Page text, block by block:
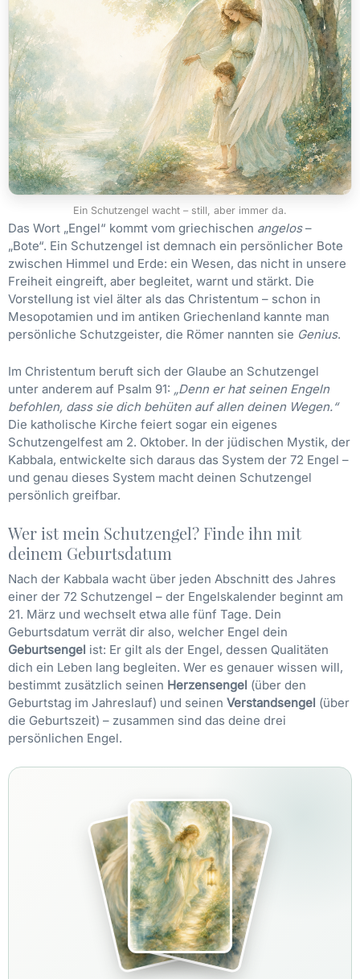
Ein Schutzengel wacht – still, aber immer da.
Das Wort „Engel“ kommt vom griechischen angelos–
„Bote“. Ein Schutzengel ist demnach ein persönlicher Bote
zwischen Himmel und Erde: ein Wesen, das nicht in unsere
Freiheit eingreift, aber begleitet, warnt und stärkt. Die
Vorstellung ist viel älter als das Christentum – schon in
Mesopotamien und im antiken Griechenland kannte man
persönliche Schutzgeister, die Römer nannten sie Genius.
Im Christentum beruft sich der Glaube an Schutzengel
unter anderem auf Psalm 91: „Denn er hat seinen Engeln
befohlen, dass sie dich behüten auf allen deinen Wegen.“
Die katholische Kirche feiert sogar ein eigenes
Schutzengelfest am 2. Oktober. In der jüdischen Mystik, der
Kabbala, entwickelte sich daraus das System der 72 Engel –
und genau dieses System macht deinen Schutzengel
persönlich greifbar.
Wer ist mein Schutzengel? Finde ihn mit
deinem Geburtsdatum
Nach der Kabbala wacht über jeden Abschnitt des Jahres
einer der 72 Schutzengel – der Engelskalender beginnt am
21. März und wechselt etwa alle fünf Tage. Dein
Geburtsdatum verrät dir also, welcher Engel dein
Geburtsengel ist: Er gilt als der Engel, dessen Qualitäten
dich ein Leben lang begleiten. Wer es genauer wissen will,
bestimmt zusätzlich seinen Herzensengel (über den
Geburtstag im Jahreslauf) und seinen Verstandsengel (über
die Geburtszeit) – zusammen sind das deine drei
persönlichen Engel.